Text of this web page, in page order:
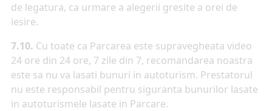
de legatura, ca urmare a alegerii gresite a orei de
iesire.
7.10. Cu toate ca Parcarea este supravegheata video
24 ore din 24 ore, 7 zile din 7, recomandarea noastra
este sa nu va lasati bunuri in autoturism. Prestatorul
nu este responsabil pentru siguranta bunurilor lasate
in autoturismele lasate in Parcare.